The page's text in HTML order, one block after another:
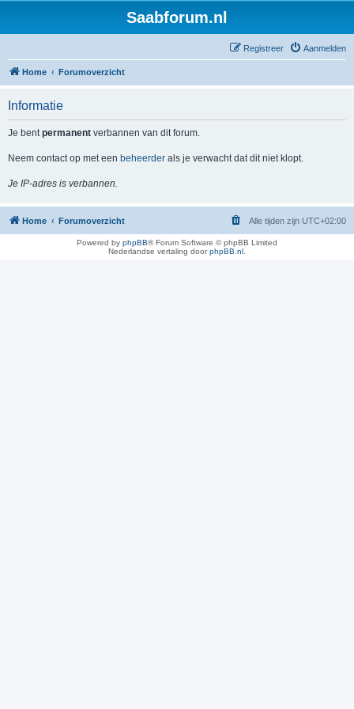
Saabforum.nl
Aanmelden
Registreer
Home Forumoverzicht
Informatie
Je bentpermanent verbannen van dit forum.
Neem contact op met een beheerder als je verwacht dat dit niet klopt.
Je IP-adres is verbannen.
Home Forumoverzicht Alle tijden zijn UTC+02:00
Powered by phpBB® Forum Software © phpBB Limited
Nederlandse vertaling doorphpBB.nl